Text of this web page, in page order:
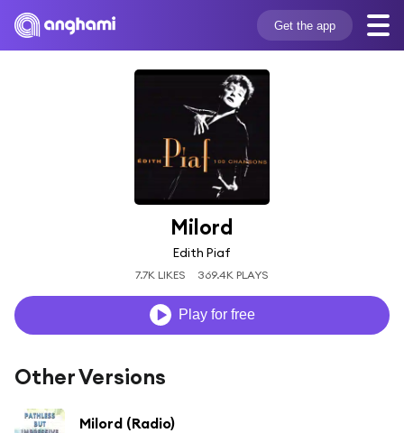
Get the app
Milord
Edith Piaf
7.7K LIKES 369.4K PLAYS
Play for free
Other Versions
Milord (Radio)